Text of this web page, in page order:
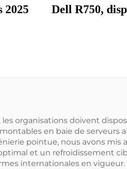
2025
Dell R750,
organisations doivent
en baie de serveurs
pointue, nous avons
et un refroidissement
internationales en